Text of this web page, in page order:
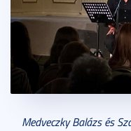
Medveczky Balázs és